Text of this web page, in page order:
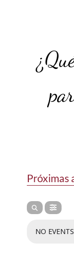
Próximas
NO EVENTS